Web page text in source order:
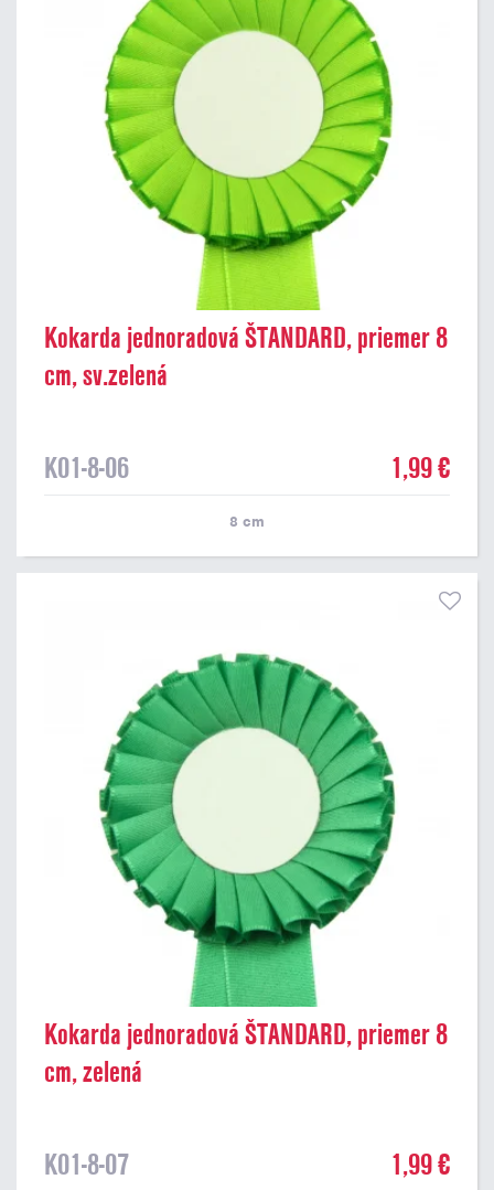
Kokarda jednoradová ŠTANDARD, priemer 8
cm, sv.zelená
K01-8-06 1,99 €
8 cm
Kokarda jednoradová ŠTANDARD, priemer 8
cm, zelená
K01-8-07 1,99 €